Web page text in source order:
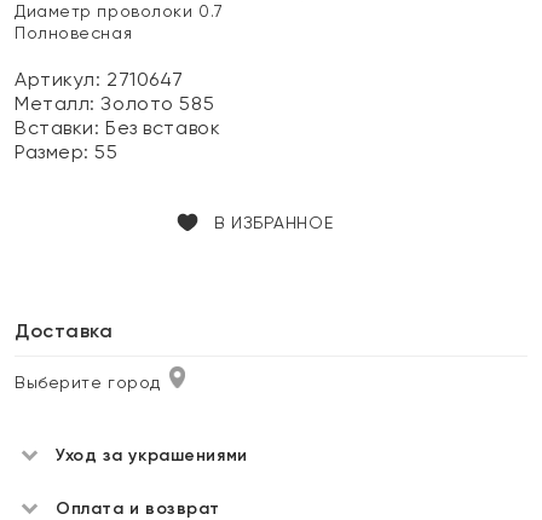
Диаметр проволоки 0.7
Полновесная
Артикул: 2710647
Металл:Золото 585
Вставки:Без вставок
Размер:55
В ИЗБРАННОЕ
Доставка
Выберите город
Уход за украшениями
Оплата и возврат